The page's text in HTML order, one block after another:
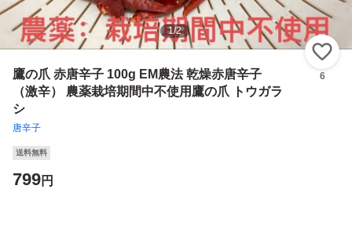
1/2
鷹の爪 赤唐辛子 100g EM農法 乾燥赤唐辛子
（激辛） 農薬栽培期間中不使用鷹の爪 トウガラ
シ
唐辛子
6
送料無料
799円